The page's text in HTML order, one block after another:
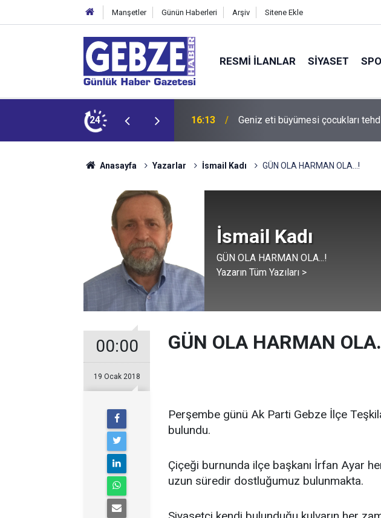
Manşetler Günün Haberleri Arşiv Sitene Ekle
RESMI İLANLAR SİYASET
24 16:13 Geniz eti büyümesi çocukları
Anasayfa Yazarlar İsmail Kadı GÜN OLA HARMAN OLA...!
İsmail Kadı
GÜN OLA HARMAN OLA...!
Yazarın Tüm Yazıları >
00:00
19 Ocak 2018
GÜN OLA HARMAN
Perşembe günü Ak Parti Gebze İlçe
bulundu.
Çiçeği burnunda ilçe başkanı İrfan Ayar
uzun süredir dostluğumuz bulunmakta.